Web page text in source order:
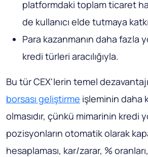
platformdaki toplam ticaret
de kullanıcı elde tutmaya
Para kazanmanın daha fazla
kredi türleri aracılığıyla.
Bu tür CEX'lerin temel
borsası geliştirme işleminin daha
olmasıdır, çünkü mimarinin kredi
pozisyonların otomatik olarak
hesaplaması, kar/zarar, %